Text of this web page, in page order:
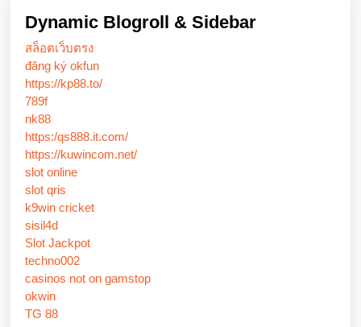
Dynamic Blogroll & Sidebar
สล็อตเว็บตรง
đăng ký okfun
https://kp88.to/
789f
nk88
https:/qs888.it.com/
https://kuwincom.net/
slot online
slot qris
k9win cricket
sisil4d
Slot Jackpot
techno002
casinos not on gamstop
okwin
TG 88